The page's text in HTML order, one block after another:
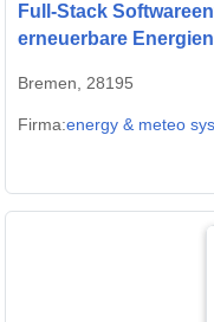
Full-Stack
erneuerbare
Bremen, 28195
Firma:energy & meteo